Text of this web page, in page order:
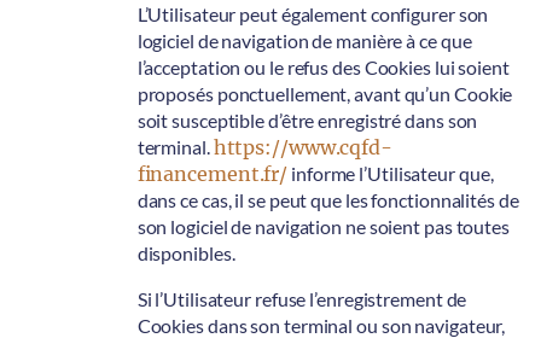
L’Utilisateur peut également configurer son
logiciel de navigation de manière à ce que
l’acceptation ou le refus des Cookies lui soient
proposés ponctuellement, avant qu’un Cookie
soit susceptible d’être enregistré dans son
terminal. https://www.cqfd-
financement.fr/ informe l’Utilisateur que,
dans ce cas, il se peut que les fonctionnalités de
son logiciel de navigation ne soient pas toutes
disponibles.
Si l’Utilisateur refuse l’enregistrement de
Cookies dans son terminal ou son navigateur,